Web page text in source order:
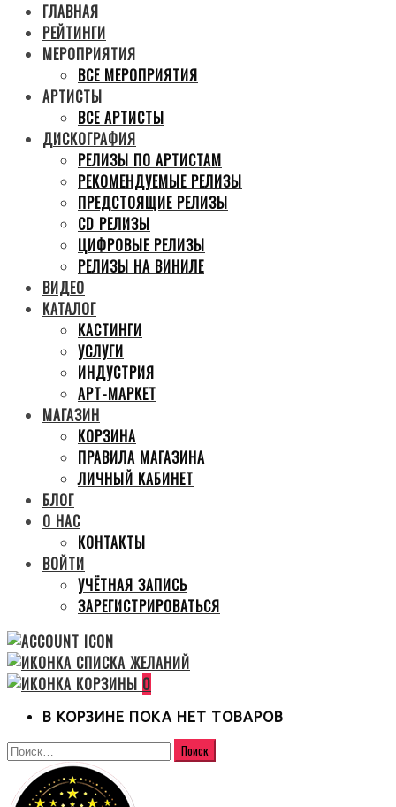
ГЛАВНАЯ
РЕЙТИНГИ
МЕРОПРИЯТИЯ
ВСЕ МЕРОПРИЯТИЯ
АРТИСТЫ
ВСЕ АРТИСТЫ
ДИСКОГРАФИЯ
РЕЛИЗЫ ПО АРТИСТАМ
РЕКОМЕНДУЕМЫЕ РЕЛИЗЫ
ПРЕДСТОЯЩИЕ РЕЛИЗЫ
CD РЕЛИЗЫ
ЦИФРОВЫЕ РЕЛИЗЫ
РЕЛИЗЫ НА ВИНИЛЕ
ВИДЕО
КАТАЛОГ
КАСТИНГИ
УСЛУГИ
ИНДУСТРИЯ
АРТ-МАРКЕТ
МАГАЗИН
КОРЗИНА
ПРАВИЛА МАГАЗИНА
ЛИЧНЫЙ КАБИНЕТ
БЛОГ
О НАС
КОНТАКТЫ
ВОЙТИ
УЧЁТНАЯ ЗАПИСЬ
ЗАРЕГИСТРИРОВАТЬСЯ
0
В КОРЗИНЕ ПОКА НЕТ ТОВАРОВ